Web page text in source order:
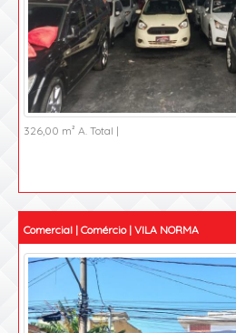
326,00 m² A. Total |
Comercial | Comércio | VILA NORMA